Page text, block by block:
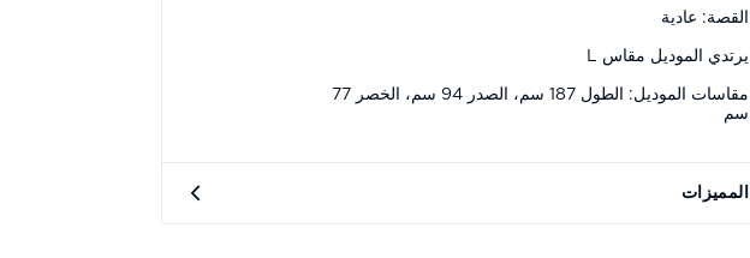
القصة: عادية
يرتدي الموديل مقاس L
مقاسات الموديل: الطول 187 سم، الصدر 94 سم، الخصر 77
سم
المميزات